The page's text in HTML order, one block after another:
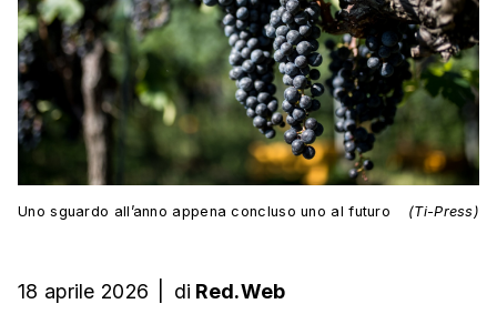
Uno sguardo all’anno appena concluso uno al futuro (Ti-Press)
18 aprile 2026 di Red.Web